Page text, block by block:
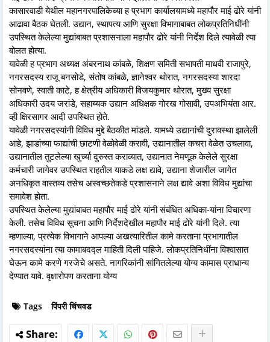
कासारवाडी येथील महानगरपालिकेच्या ह प्रभाग कार्यालयामध्ये महापौर माई ढोरे यांनी
आढावा बैठक घेतली. उद्यान, स्थापत्य आणि सुरक्षा विभागाबाबत लोकप्रतिनिधींनी
उपस्थित केलेल्या मुद्यांबाबत प्रशासनाला महापौर ढोरे यांनी निर्देश दिले त्यावेळी त्या
बोलत होत्या.
यावेळी ह प्रभाग अध्यक्ष अंबरनाथ कांबळे, शिक्षण समिती सभापती माधवी राजापुरे,
नगरसदस्य राजू बनसोडे, संतोष कांबळे, ज्ञानेश्वर थोरात, नगरसदस्या शारदा
सोनवणे, स्वाती काटे, ह क्षेत्रीय अधिकारी विजयकुमार थोरात, मुख्य सुरक्षा
अधिकारी उदय जरांडे, सहाय्यक उद्यान अधिक्षक गोरख गोसावी, उपअभियंता आर.
व्ही क्षिरसागर आदी उपस्थित होते.
यावेळी नगरसदस्यांनी विविध मुद्दे बैठकीत मांडले. यामध्ये उद्यानांची दुरावस्था झालेली
आहे, झाडांच्या फाद्यांची छाटणी वेळोवेळी करावी, उद्यानातील कचरा वेळेत उचलावा,
उद्यानातील तुटलेल्या खुर्च्या दुरुस्त कराव्यात, उद्यानात नेमणूक केलेले सुरक्षा
कर्मचारी जागेवर उपस्थित राहतील याकडे लक्ष द्यावे, उद्याना शेजारील जागेत
अनधिकृत वास्तव्य तसेच अस्वच्छतेकडे प्रशासनाने लक्ष द्यावे अशा विविध मुद्यांचा
समावेश होता.
उपस्थित केलेल्या मुद्यांबाबत महापौर माई ढोरे यांनी संबंधित अधिका-यांना विचारणा
केली. तसेच विविध सूचना आणि निर्देशदेखील महापौर माई ढोरे यांनी दिले. त्या
म्हणाल्या, प्रत्येक विभागाने आपल्या अखत्यारितील कामे करताना प्रभागातील
नगरसदस्यांना त्या कामाबदद्ल माहिती दिली पाहिजे. लोकप्रतिनिधींना विश्वासात
घेऊन कामे करणे गरजेचे असते. नागरिकांनी सांगितलेल्या योग्य कामास प्राधान्य
देण्यात यावे. वृक्षारोपण करताना योग्य
Tags पिंपरी चिंचवड